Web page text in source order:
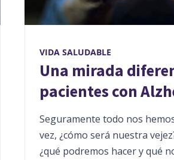
VIDA SALUDABLE
Una mirada
pacientes con
Seguramente todo nos
vez, ¿cómo será nuestra
¿qué podremos hacer y qué